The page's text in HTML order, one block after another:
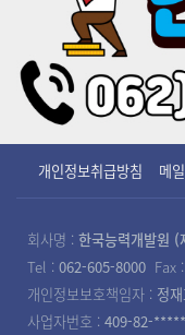
개인정보취급방침 메
회사명 : 한국능력개발원 (
Tel : 062-605-8000 Fax :
개인정보보호책임자 : 정
사업자번호 : 409-82-*****